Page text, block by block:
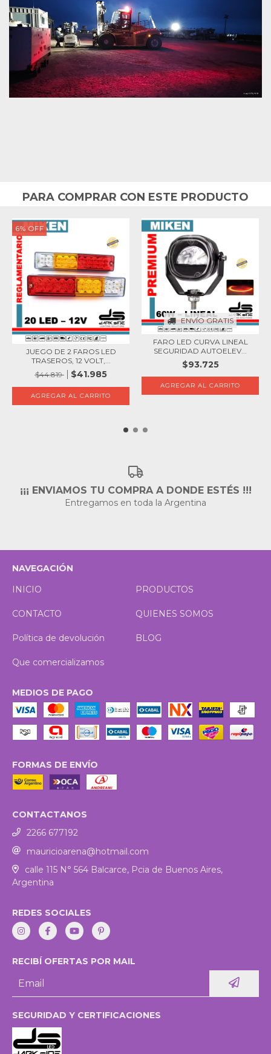
PARA COMPRAR CON ESTE PRODUCTO
6% OFF
JUEGO DE 2 FAROS LED
TRASEROS, 12 VOLT,...
$44.819
$41.985
ENVÍO GRATIS
FARO LED CURVA LINEAL
SEGURIDAD AUTOELEV...
$93.725
¡¡¡ ENVIAMOS TU COMPRA A DONDE ESTÉS !!!
Entregamos en toda la Argentina
NAVEGACIÓN
INICIO
PRODUCTOS
CONTACTO QUIENES SOMOS
Política de devolución BLOG
Que comercializamos
MEDIOS DE PAGO
FORMAS DE ENVÍO
CONTACTANOS
2266 677192
mauricioarena@hotmail.com
calle 115 N° 564 Balcarce, Pcia de Buenos Aires,
Argentina
REDES SOCIALES
RECIBÍ OFERTAS POR MAIL
SEGURIDAD Y CERTIFICACIONES